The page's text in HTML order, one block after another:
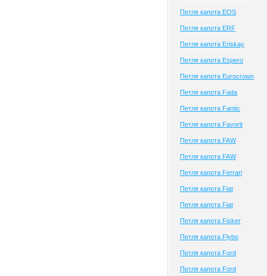
Петля капота EOS
Петля капота ERF
Петля капота Eriskay
Петля капота Espero
Петля капота Eurocrown
Петля капота Fada
Петля капота Fantic
Петля капота Favorit
Петля капота FAW
Петля капота FAW
Петля капота Ferrari
Петля капота Fiat
Петля капота Fiat
Петля капота Fisker
Петля капота Flybo
Петля капота Ford
Петля капота Ford